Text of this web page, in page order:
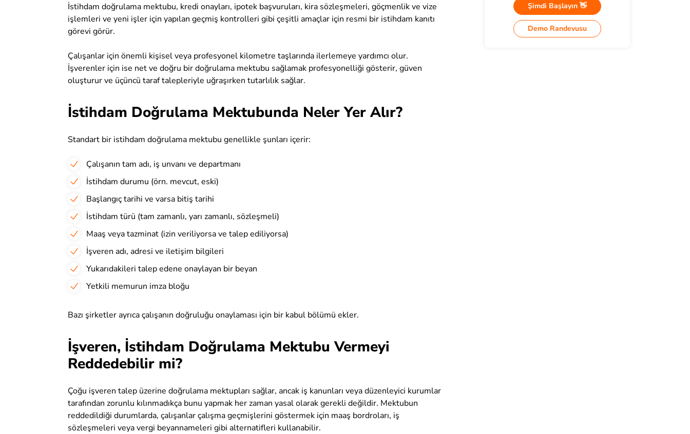
İstihdam doğrulama mektubu, kredi onayları, ipotek başvuruları, kira sözleşmeleri, göçmenlik ve vize
işlemleri ve yeni işler için yapılan geçmiş kontrolleri gibi çeşitli amaçlar için resmi bir istihdam kanıtı
görevi görür.
Çalışanlar için önemli kişisel veya profesyonel kilometre taşlarında ilerlemeye yardımcı olur.
İşverenler için ise net ve doğru bir doğrulama mektubu sağlamak profesyonelliği gösterir, güven
oluşturur ve üçüncü taraf talepleriyle uğraşırken tutarlılık sağlar.
İstihdam Doğrulama Mektubunda Neler Yer Alır?
Standart bir istihdam doğrulama mektubu genellikle şunları içerir:
Çalışanın tam adı, iş unvanı ve departmanı
İstihdam durumu (örn. mevcut, eski)
Başlangıç tarihi ve varsa bitiş tarihi
İstihdam türü (tam zamanlı, yarı zamanlı, sözleşmeli)
Maaş veya tazminat (izin veriliyorsa ve talep ediliyorsa)
İşveren adı, adresi ve iletişim bilgileri
Yukarıdakileri talep edene onaylayan bir beyan
Yetkili memurun imza bloğu
Bazı şirketler ayrıca çalışanın doğruluğu onaylaması için bir kabul bölümü ekler.
İşveren, İstihdam Doğrulama Mektubu Vermeyi
Reddedebilir mi?
Çoğu işveren talep üzerine doğrulama mektupları sağlar, ancak iş kanunları veya düzenleyici kurumlar
tarafından zorunlu kılınmadıkça bunu yapmak her zaman yasal olarak gerekli değildir. Mektubun
reddedildiği durumlarda, çalışanlar çalışma geçmişlerini göstermek için maaş bordroları, iş
sözleşmeleri veya vergi beyannameleri gibi alternatifleri kullanabilir.
Şimdi Başlayın 👋
Demo Randevusu